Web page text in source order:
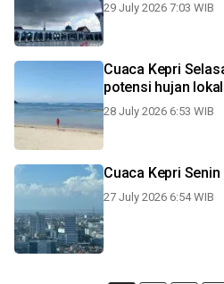
29 July 2026 7:03 WIB
Cuaca Kepri
potensi hujan lokal
28 July 2026 6:53 WIB
Cuaca Kepri
27 July 2026 6:54 WIB